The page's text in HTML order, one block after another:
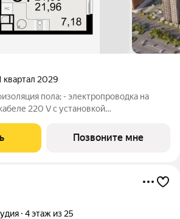
квартал 2029
пола; - электропроводка на
220 V с установкой
и распределительного щита в квартире,
с установкой
Позвоните мне
4 этаж из 25